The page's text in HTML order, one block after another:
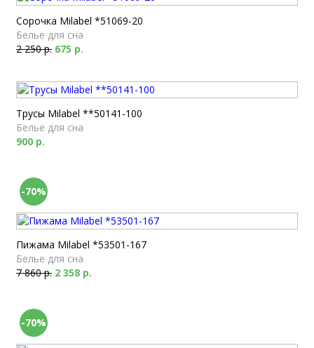
Сорочка Milabel *51069-20
Белье для сна
2 250 р. 675 р.
Трусы Milabel **50141-100
Белье для сна
900 р.
-70%
Пижама Milabel *53501-167
Белье для сна
7 860 р. 2 358 р.
-70%